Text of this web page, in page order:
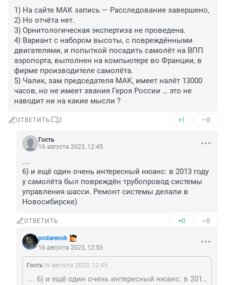
1) На сайте МАК запись — Расследование завершено,
2) Но отчёта нет.
3) Орнитологическая экспертиза не проведена.
4) Вариант с набором высоты, с повреждёнными
двигателями, и попыткой посадить самолёт на ВПП
аэропорта, выполнен на компьютере во Франции, в
фирме производителе самолёта.
5) Чалик, зам председателя МАК, имеет налёт 13000
часов, но не имеет звания Героя России … это не
наводит ни на какие мысли ?
ОТВЕТИТЬ 2 +1 –0
Гость
16 августа 2023, 12:45
....
6) и ещё один очень интересный нюанс: в 2013 году
у самолёта был повреждён трубопровод системы
управления шасси. Ремонт системы делали в
Новосибирске)
ОТВЕТИТЬ +0 –0
podarenok
16 августа 2023, 12:53
Гость16 августа 2023, 12:45
.... 6) и ещё один очень интересный нюанс: в 2013 году у самолёта был повреждён трубопровод системы управления шасси. Ремонт системы делали в Новосибирске)